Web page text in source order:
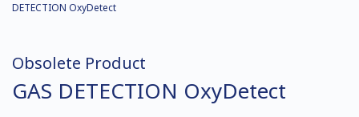
DETECTION OxyDetect
Obsolete Product
GAS DETECTION OxyDetect